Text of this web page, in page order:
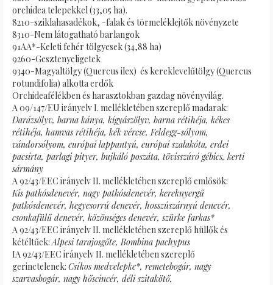
orchidea telepekkel (33,05 ha).
8210-sziklahasadékok, -falak és törmeléklejtők növényzete
8310-Nem látogatható barlangok
91AA*-Keleti fehér tölgyesek (34,88 ha)
9260-Gesztenyeligetek
9340-Magyaltölgy (Quercus ilex) és kereklevelűtölgy (Quercus
rotundifolia) alkotta erdők
Orchideafélékben és harasztokban gazdag növényvilág.
A 09/147/EU irányelv I. mellékletében szereplő madarak:
Darázsölyv, barna kánya, kígyászölyv, barna rétihéja, kékes
rétihéja, hamvas rétihéja, kék vércse, Feldegg-sólyom,
vándorsólyom, európai lappantyú, európai szalakóta, erdei
pacsirta, parlagi pityer, bujkáló poszáta, tövisszúró gébics, kerti
sármány
A 92/43/EEC irányelv II. mellékletében szereplő emlősök:
Kis patkósdenevér, nagy patkósdenevér, kereknyergű
patkósdenevér, hegyesorrú denevér, hosszúszárnyú denevér,
csonkafülű denevér, közönséges denevér, szürke farkas*
A 92/43/EEC irányelv II. mellékletében szereplő hüllők és
kétéltűek:Alpesi tarajosgőte, Bombina pachypus
IA 92/43/EEC irányelv II. mellékletében szereplő
gerinctelenek: Csíkos medvelepke*, remetebogár, nagy
szarvasbogár, nagy hőscincér, déli szitakötő,